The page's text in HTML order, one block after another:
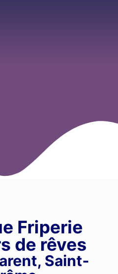
Friperie
de rêves
Saint-